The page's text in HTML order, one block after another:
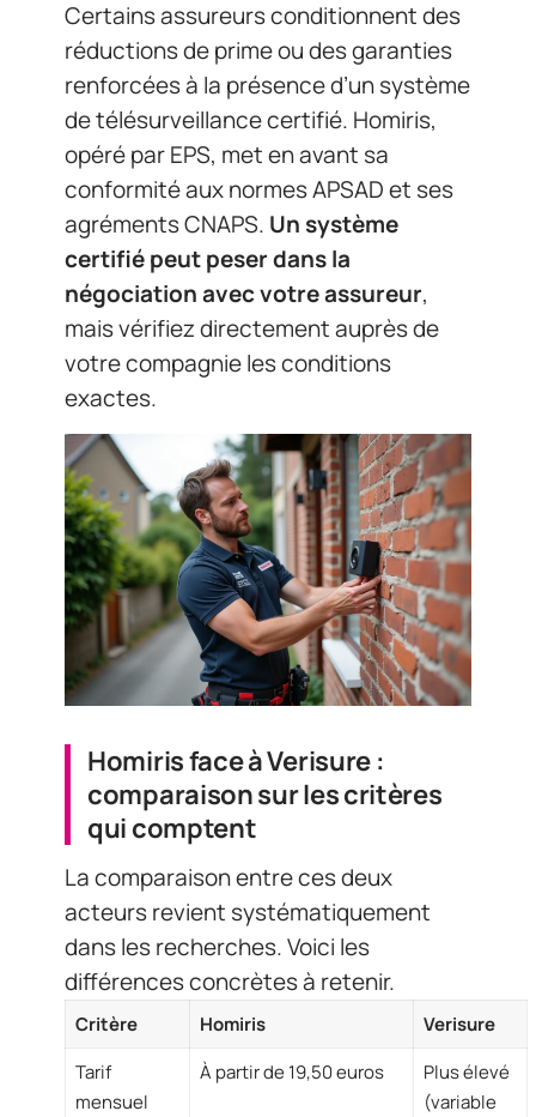
Certains assureurs conditionnent des
réductions de prime ou des garanties
renforcées à la présence d’un système
de télésurveillance certifié. Homiris,
opéré par EPS, met en avant sa
conformité aux normes APSAD et ses
agréments CNAPS. Un système
certifié peut peser dans la
négociation avec votre assureur,
mais vérifiez directement auprès de
votre compagnie les conditions
exactes.
Homiris face à Verisure :
comparaison sur les critères
qui comptent
La comparaison entre ces deux
acteurs revient systématiquement
dans les recherches. Voici les
différences concrètes à retenir.
Critère Homiris
Verisure
Tarif
mensuel
À partir de 19,50 euros
Plus élevé
(variable